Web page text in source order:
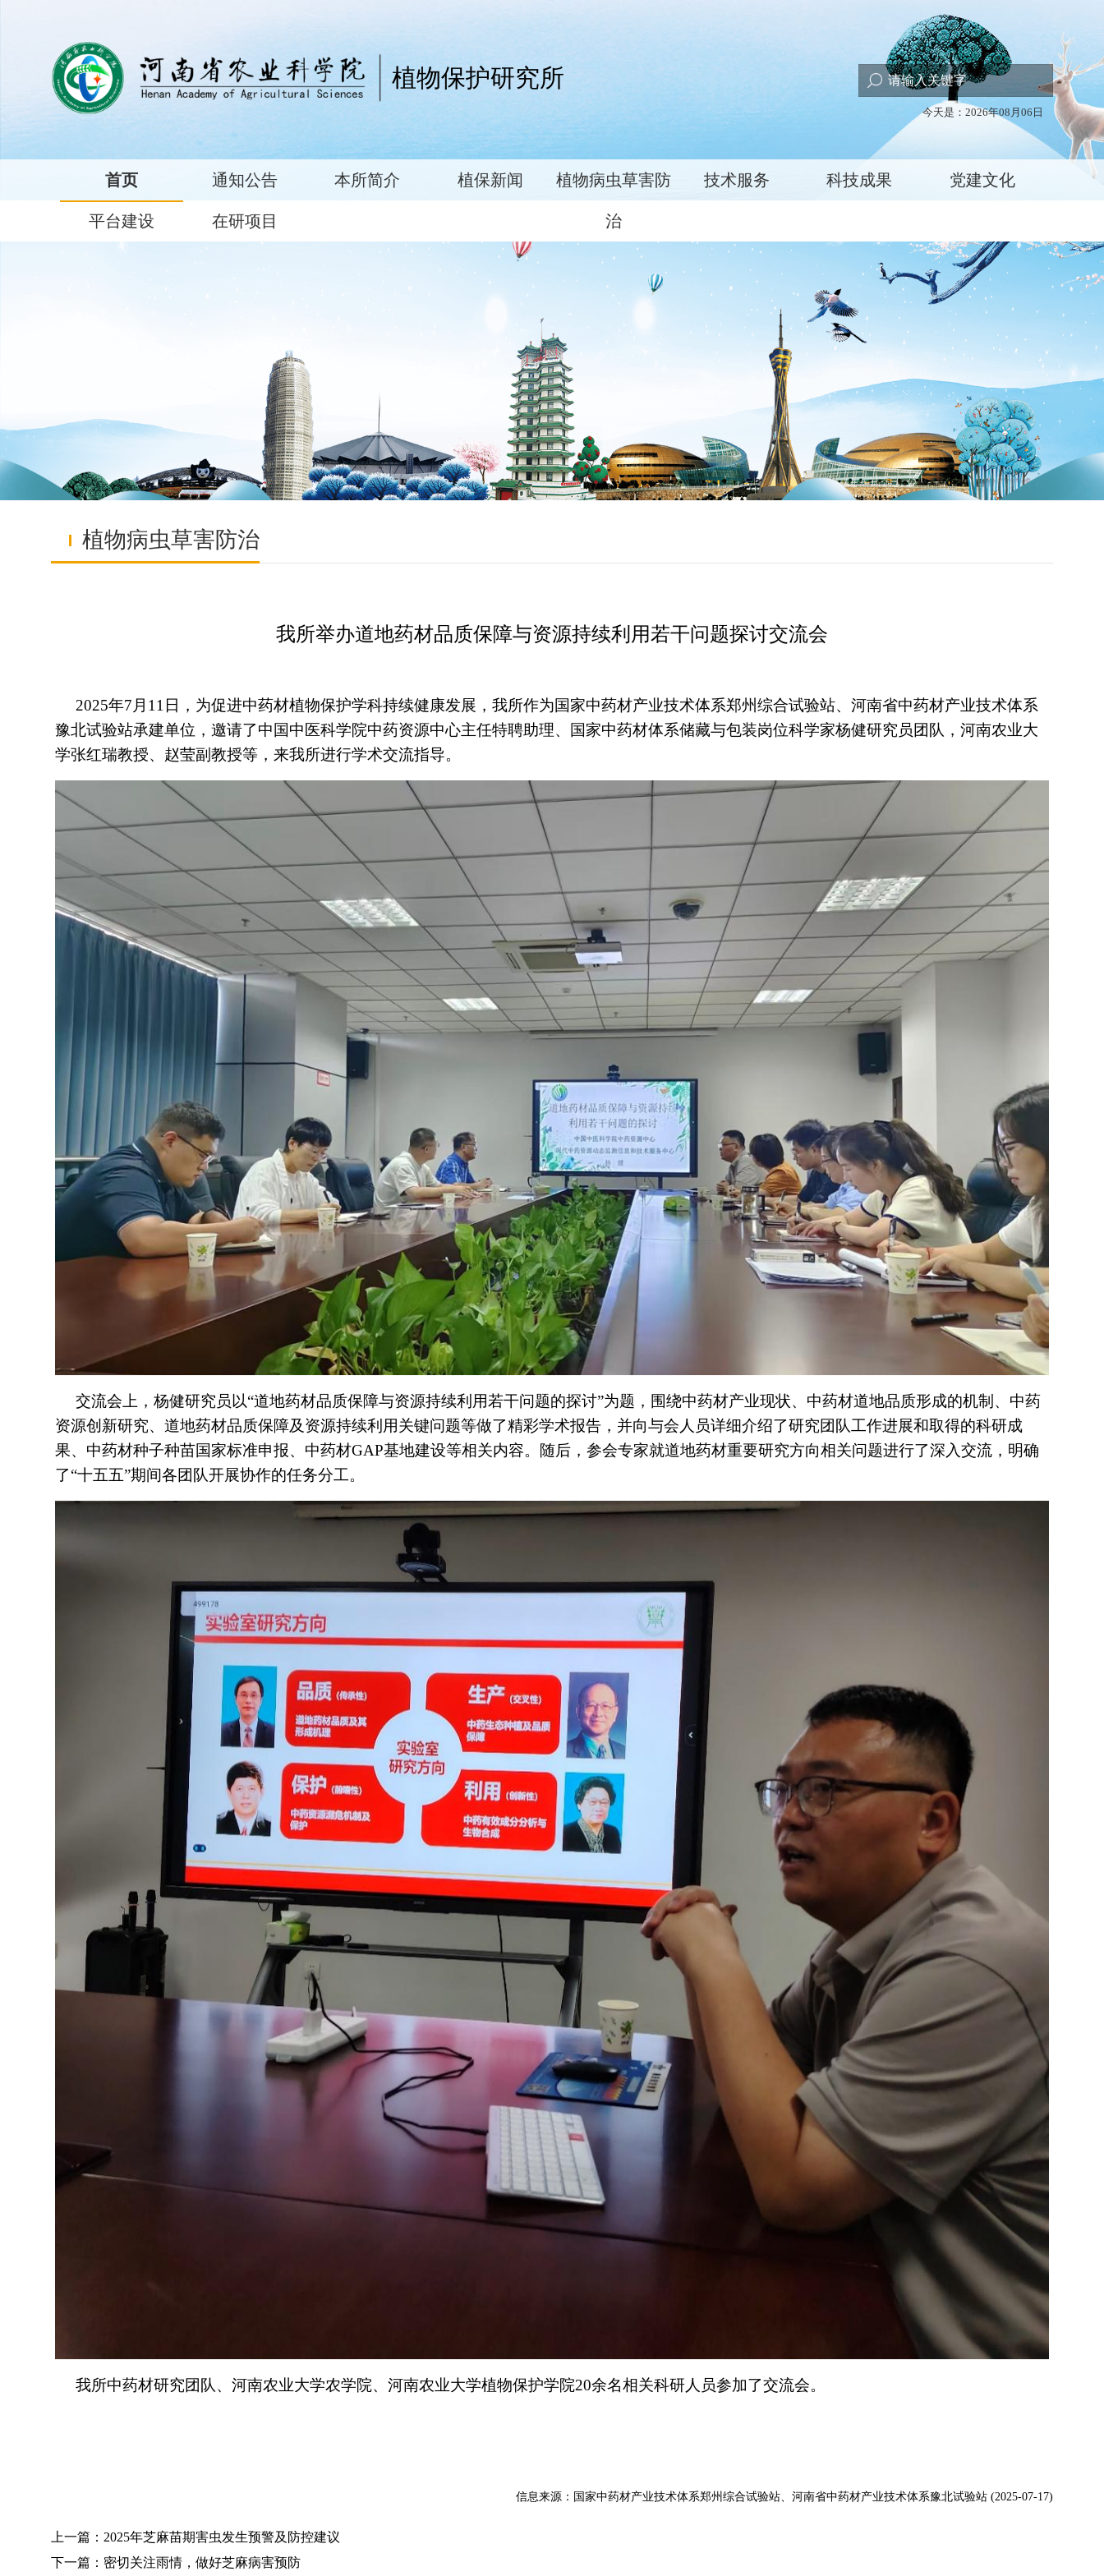
植物保护研究所
今天是：2026年08月06日
首页 通知公告 本所简介 植保新闻 植物病虫草害防
治
技术服务 科技成果 党建文化
平台建设 在研项目
植物病虫草害防治
我所举办道地药材品质保障与资源持续利用若干问题探讨交流会
2025年7月11日，为促进中药材植物保护学科持续健康发展，我所作为国家中药材产业技术体系郑州综合试验站、河南省中药材产业技术体系
豫北试验站承建单位，邀请了中国中医科学院中药资源中心主任特聘助理、国家中药材体系储藏与包装岗位科学家杨健研究员团队，河南农业大
学张红瑞教授、赵莹副教授等，来我所进行学术交流指导。
交流会上，杨健研究员以“道地药材品质保障与资源持续利用若干问题的探讨”为题，围绕中药材产业现状、中药材道地品质形成的机制、中药
资源创新研究、道地药材品质保障及资源持续利用关键问题等做了精彩学术报告，并向与会人员详细介绍了研究团队工作进展和取得的科研成
果、中药材种子种苗国家标准申报、中药材GAP基地建设等相关内容。随后，参会专家就道地药材重要研究方向相关问题进行了深入交流，明确
了“十五五”期间各团队开展协作的任务分工。
我所中药材研究团队、河南农业大学农学院、河南农业大学植物保护学院20余名相关科研人员参加了交流会。
信息来源：国家中药材产业技术体系郑州综合试验站、河南省中药材产业技术体系豫北试验站 (2025-07-17)
上一篇：2025年芝麻苗期害虫发生预警及防控建议
下一篇：密切关注雨情，做好芝麻病害预防